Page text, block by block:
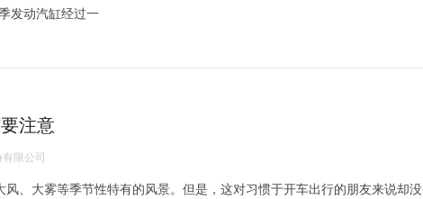
发动汽缸经过一
注意
限公司
、大雾等季节性特有的风景。但是，这对习惯于开车出行的朋友来说却没